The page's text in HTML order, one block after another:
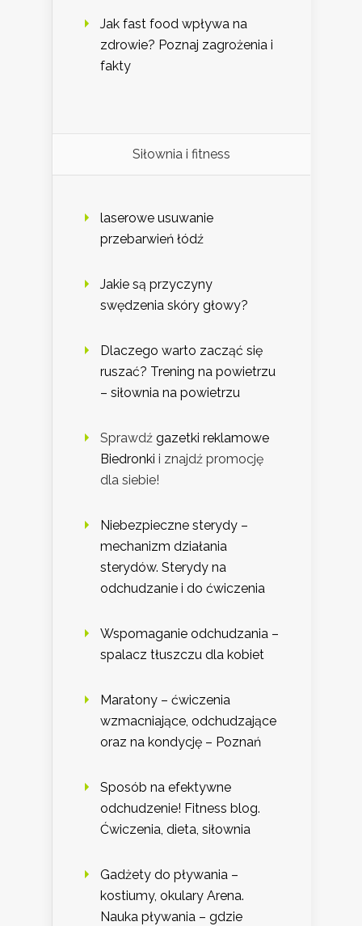
Jak fast food wpływa na
zdrowie? Poznaj zagrożenia i
fakty
Siłownia i fitness
laserowe usuwanie
przebarwień łódź
Jakie są przyczyny
swędzenia skóry głowy?
Dlaczego warto zacząć się
ruszać? Trening na powietrzu
– siłownia na powietrzu
Sprawdź gazetki reklamowe
Biedronki i znajdź promocję
dla siebie!
Niebezpieczne sterydy –
mechanizm działania
sterydów. Sterydy na
odchudzanie i do ćwiczenia
Wspomaganie odchudzania –
spalacz tłuszczu dla kobiet
Maratony – ćwiczenia
wzmacniające, odchudzające
oraz na kondycję – Poznań
Sposób na efektywne
odchudzenie! Fitness blog.
Ćwiczenia, dieta, siłownia
Gadżety do pływania –
kostiumy, okulary Arena.
Nauka pływania – gdzie